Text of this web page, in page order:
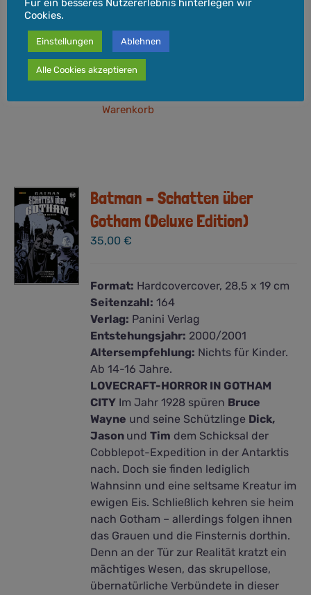
Versandkosten
Lieferzeit:
Warenkorb
Batman – Schatten über
Gotham (Deluxe Edition)
35,00€
Format: Hardcovercover, 28,5 x 19 cm
Seitenzahl: 164
Verlag: Panini Verlag
Entstehungsjahr: 2000/2001
Altersempfehlung: Nichts für Kinder.
Ab 14-16 Jahre.
LOVECRAFT-HORROR IN GOTHAM
CITY Im Jahr 1928 spüren Bruce
Wayne und seine Schützlinge Dick,
Jason undTim dem Schicksal der
Cobblepot-Expedition in der Antarktis
nach. Doch sie finden lediglich
Wahnsinn und eine seltsame Kreatur im
ewigen Eis. Schließlich kehren sie heim
nach Gotham – allerdings folgen ihnen
das Grauen und die Finsternis dorthin.
Denn an der Tür zur Realität kratzt ein
mächtiges Wesen, das skrupellose,
übernatürliche Verbündete in dieser
Für ein besseres Nutzererlebnis hinterlegen wir
Cookies.
Einstellungen Ablehnen
Alle Cookies akzeptieren